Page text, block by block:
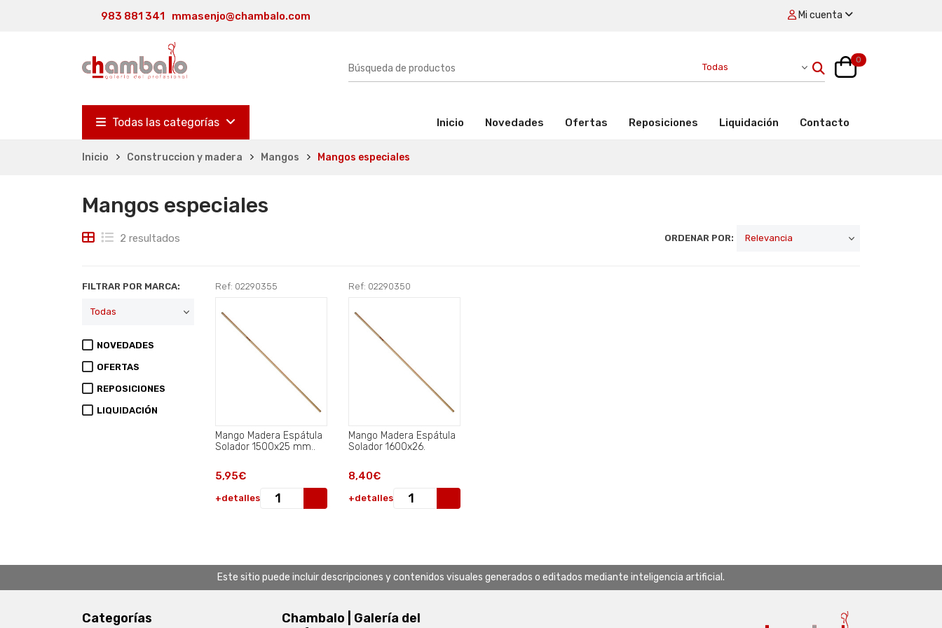
983 881 341 mmasenjo@chambalo.com Mi cuenta
0
Todas las categorías Inicio (activo)Novedades Ofertas Reposiciones Liquidación Contacto
Inicio Construccion y madera Mangos Mangos especiales
Mangos especiales
2 resultados ORDENAR POR:
FILTRAR POR MARCA:
NOVEDADES
OFERTAS
REPOSICIONES
LIQUIDACIÓN
Ref: 02290355
Mango Madera Espátula
Solador 1500x25 mm..
5,95€
+detalles
Ref: 02290350
Mango Madera Espátula
Solador 1600x26.
8,40€
+detalles
Este sitio puede incluir descripciones y contenidos visuales generados o editados mediante inteligencia artificial.
Categorías
Chambalo | Galería del